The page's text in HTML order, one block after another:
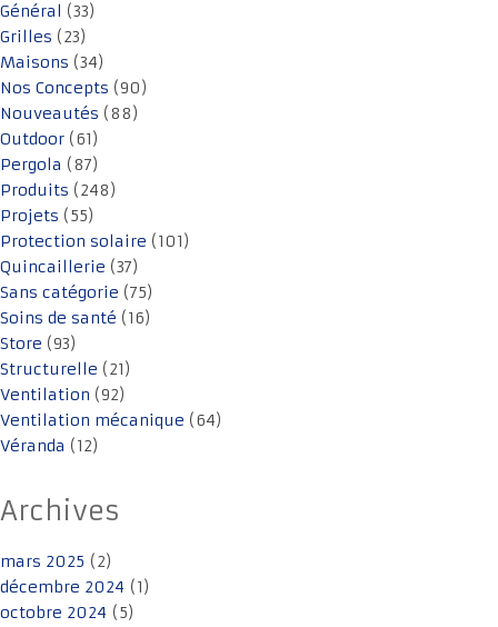
Général (33)
Grilles (23)
Maisons (34)
Nos Concepts (90)
Nouveautés (88)
Outdoor (61)
Pergola (87)
Produits (248)
Projets (55)
Protection solaire (101)
Quincaillerie (37)
Sans catégorie (75)
Soins de santé (16)
Store (93)
Structurelle (21)
Ventilation (92)
Ventilation mécanique (64)
Véranda (12)
Archives
mars 2025 (2)
décembre 2024 (1)
octobre 2024 (5)